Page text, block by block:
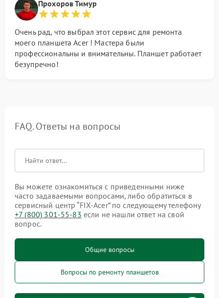
Прохоров Тимур
Очень рад, что выбрал этот сервис для ремонта
моего планшета Acer ! Мастера были
профессиональны и внимательны. Планшет работает
безупречно!
FAQ. Ответы на вопросы
Вы можете ознакомиться с приведенными ниже
часто задаваемыми вопросами, либо обратиться в
сервисный центр “FIX-Acer” по следующему телефону
+7 (800) 301-55-83 если не нашли ответ на свой
вопрос.
Общие вопросы
Вопросы по ремонту планшетов